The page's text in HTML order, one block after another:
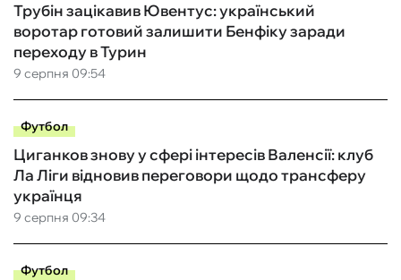
9 серпня 09:54
Трубін зацікавив Ювентус: український
воротар готовий залишити Бенфіку заради
переходу в Турин
Футбол
9 серпня 09:34
Циганков знову у сфері інтересів Валенсії: клуб
Ла Ліги відновив переговори щодо трансферу
українця
Футбол